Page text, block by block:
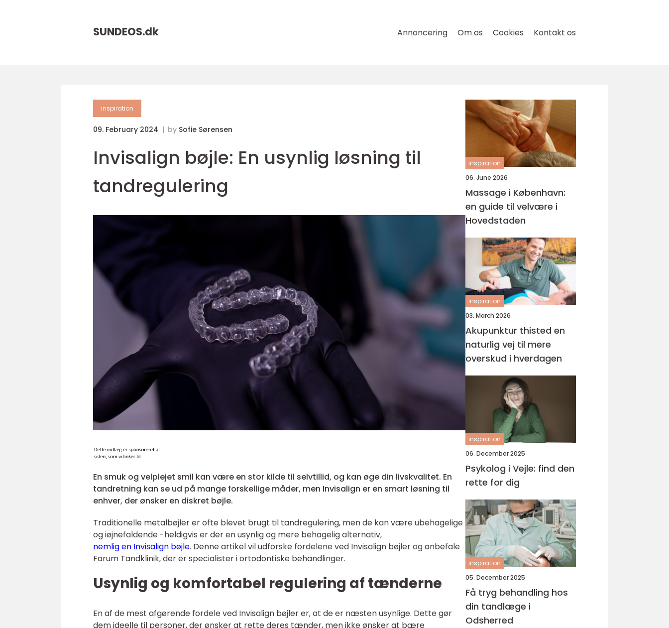
SUNDEOS.dk Annoncering Om os Cookies Kontakt os
inspiration
09. February 2024 by Sofie Sørensen
Invisalign bøjle: En usynlig løsning til
tandregulering
En smuk og velplejet smil kan være en stor kilde til selvtillid, og kan øge din livskvalitet. En
tandretning kan se ud på mange forskellige måder, men Invisalign er en smart løsning til
enhver, der ønsker en diskret bøjle.
Traditionelle metalbøjler er ofte blevet brugt til tandregulering, men de kan være ubehagelige
og iøjnefaldende -heldigvis er der en usynlig og mere behagelig alternativ,
nemlig en Invisalign bøjle. Denne artikel vil udforske fordelene ved Invisalign bøjler og anbefale
Farum Tandklinik, der er specialister i ortodontiske behandlinger.
Usynlig og komfortabel regulering af tænderne
En af de mest afgørende fordele ved Invisalign bøjler er, at de er næsten usynlige. Dette gør
dem ideelle til personer, der ønsker at rette deres tænder, men ikke ønsker at bære
inspiration
06. June 2026
Massage i København:
en guide til velvære i
Hovedstaden
inspiration
03. March 2026
Akupunktur thisted en
naturlig vej til mere
overskud i hverdagen
inspiration
06. December 2025
Psykolog i Vejle: find den
rette for dig
inspiration
05. December 2025
Få tryg behandling hos
din tandlæge i
Odsherred